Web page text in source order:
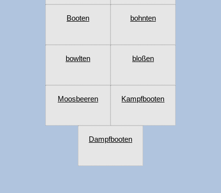
Booten bohnten
bowlten bloßen
Moosbeeren Kampfbooten
Dampfbooten